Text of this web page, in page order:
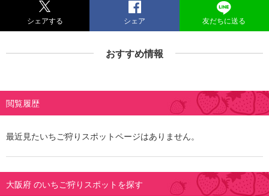
シェアする シェア 友だちに送る
おすすめ情報
閲覧履歴
最近見たいちご狩りスポットページはありません。
大阪府 のいちご狩りスポットを探す